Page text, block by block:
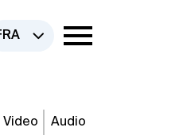
Video Audio